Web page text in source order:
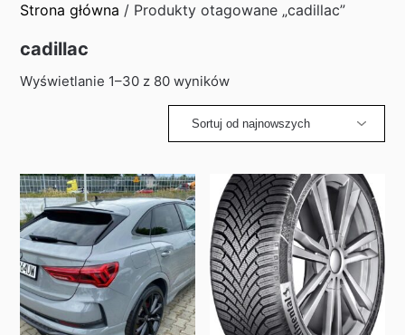
Strona główna / Produkty otagowane „cadillac”
cadillac
Wyświetlanie 1–30 z 80 wynikówSorted
latest